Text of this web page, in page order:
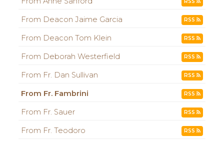
From Deacon Jaime Garcia RSS
From Deacon Tom Klein RSS
From Deborah Westerfield RSS
From Fr. Dan Sullivan RSS
From Fr. Fambrini RSS
From Fr. Sauer RSS
From Fr. Teodoro RSS